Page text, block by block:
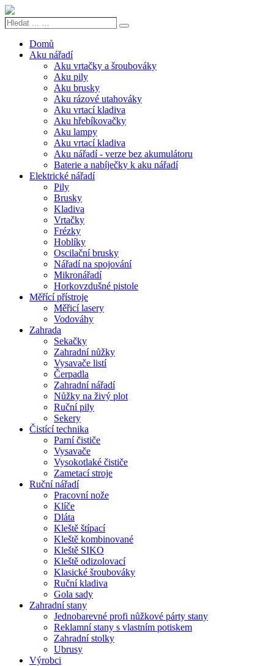
Hledat
Search
Domů
Aku nářadí
Aku vrtačky a šroubováky
Aku pily
Aku brusky
Aku rázové utahováky
Aku vrtací kladiva
Aku hřebíkovačky
Aku lampy
Aku vrtací kladiva
Aku nářadí - verze bez akumulátoru
Baterie a nabíječky k aku nářadí
Elektrické nářadí
Pily
Brusky
Kladiva
Vrtačky
Frézky
Hoblíky
Oscilační brusky
Nářadí na spojování
Mikronářadí
Horkovzdušné pistole
Měřící přístroje
Měřicí lasery
Vodováhy
Zahrada
Sekačky
Zahradní nůžky
Vysavače listí
Čerpadla
Zahradní nářadí
Nůžky na živý plot
Ruční pily
Sekery
Čistící technika
Parní čističe
Vysavače
Vysokotlaké čističe
Zametací stroje
Ruční nářadí
Pracovní nože
Klíče
Dláta
Kleště štípací
Kleště kombinované
Kleště SIKO
Kleště odizolovací
Klasické šroubováky
Ruční kladiva
Gola sady
Zahradní stany
Jednobarevné profi nůžkové párty stany
Reklamní stany s vlastním potiskem
Zahradní stolky
Ubrusy
Výrobci